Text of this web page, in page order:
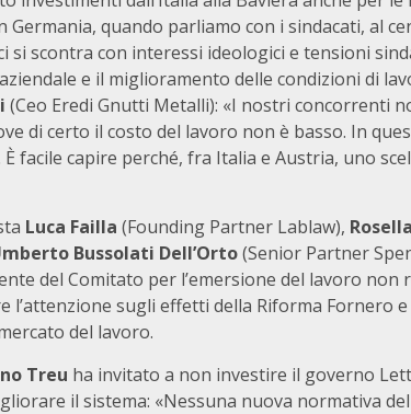
quando parliamo con i sindacati, al
si scontra con interessi ideologici e tensioni
e il miglioramento delle condizioni di
(Ceo Eredi Gnutti Metalli): «I nostri concorrenti
di certo il costo del lavoro non è basso. In
facile capire perché, fra Italia e Austria, uno
Luca Failla (Founding Partner Lablaw),
Bussolati Dell’Orto(Senior Partner
del Comitato per l’emersione del lavoro non
l’attenzione sugli effetti della Riforma Fornero
del lavoro.
Treu ha invitato a non investire il governo
il sistema: «Nessuna nuova normativa